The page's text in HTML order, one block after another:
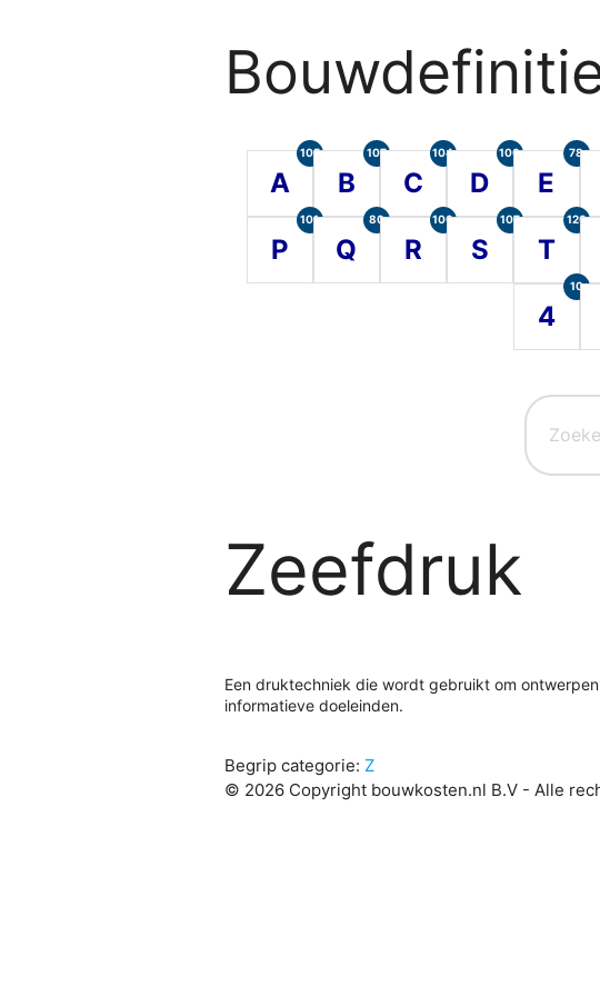
A
105
B
107
C
104
D
100
E
78
P
101
Q
80
R
100
S
107
T
120
4
10
Zeefdruk
Een druktechniek die wordt gebruikt om
informatieve doeleinden.
Begrip categorie: Z
© 2026 Copyright bouwkosten.nl B.V - Alle